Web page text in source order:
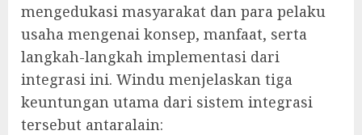
mengedukasi masyarakat dan para pelaku
usaha mengenai konsep, manfaat, serta
langkah-langkah implementasi dari
integrasi ini. Windu menjelaskan tiga
keuntungan utama dari sistem integrasi
tersebut antaralain: